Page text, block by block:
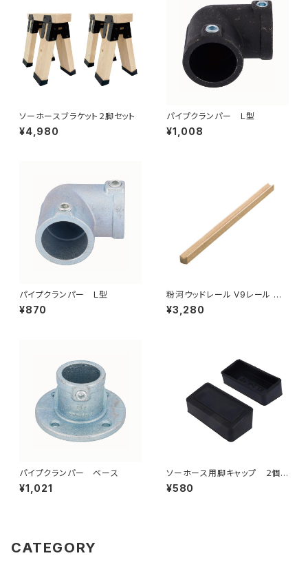
ソーホースブラケット２脚セット
¥4,980
パイプクランパー Ｌ型
¥1,008
パイプクランパー Ｌ型
¥870
粉河ウッドレール V9レール ナ
チュラル 9×9×1930（999-00
504）業販専用（個人宅配送不
¥3,280
パイプクランパー ベース
¥1,021
ソーホース用脚キャップ ２個セ
ット
¥580
CATEGORY